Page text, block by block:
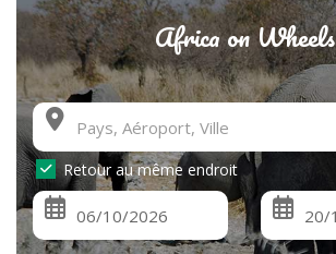
Africa on Wheels
Retour au même endroit